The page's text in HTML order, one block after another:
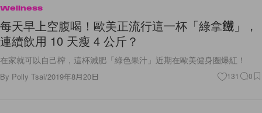
Wellness
每天早上空腹喝！歐美正流行這一杯「綠拿鐵」，
連續飲用 10 天瘦 4 公斤？
在家就可以自己榨，這杯減肥「綠色果汁」近期在歐美健身圈爆紅！
By Polly Tsai/2019年8月20日 131 0